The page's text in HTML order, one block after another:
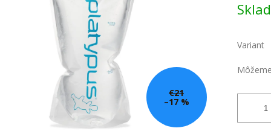
€21
–17 %
cena:
Variant